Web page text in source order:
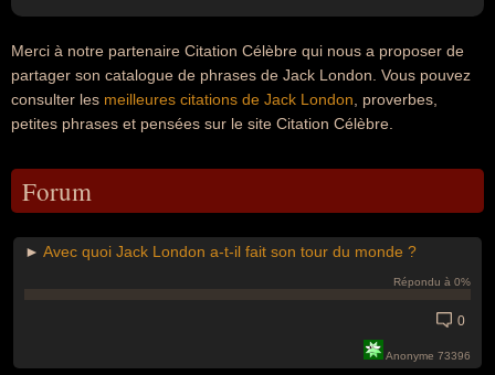
Merci à notre partenaire Citation Célèbre qui nous a proposer de
partager son catalogue de phrases de Jack London. Vous pouvez
consulter les meilleures citations de Jack London , proverbes,
petites phrases et pensées sur le site Citation Célèbre.
Forum
► Avec quoi Jack London a-t-il fait son tour du monde ?
Répondu à 0%
0
Anonyme 73396